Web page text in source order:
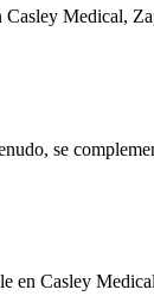
Medical,
se
en Casley